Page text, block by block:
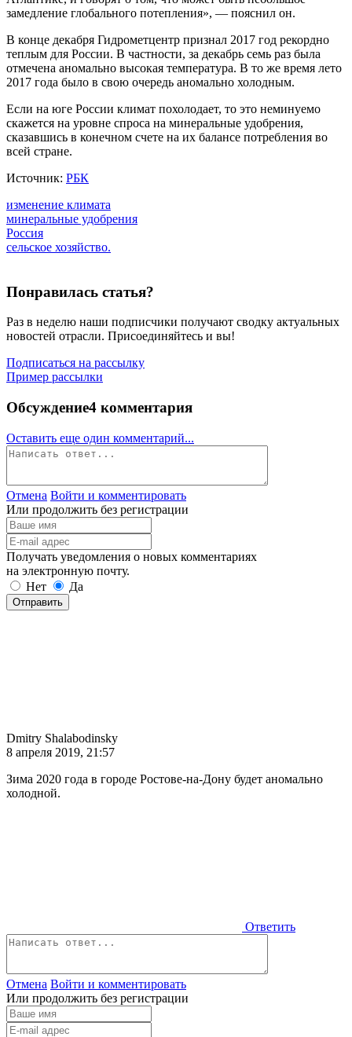
замедление глобального потепления», — пояснил он.
В конце декабря Гидрометцентр признал 2017 год рекордно
теплым для России. В частности, за декабрь семь раз была
отмечена аномально высокая температура. В то же время лето
2017 года было в свою очередь аномально холодным.
Если на юге России климат похолодает, то это неминуемо
скажется на уровне спроса на минеральные удобрения,
сказавшись в конечном счете на их балансе потребления во
всей стране.
Источник: РБК
изменение климата
минеральные удобрения
Россия
сельское хозяйство.
Понравилась статья?
Раз в неделю наши подписчики получают сводку актуальных
новостей отрасли. Присоединяйтесь и вы!
Подписаться на рассылку
Пример рассылки
Обсуждение4 комментария
Оставить еще один комментарий...
Отмена Войти и комментировать
Или продолжить без регистрации
Получать уведомления о новых комментариях
на электронную почту.
Нет
Да
Отправить
Dmitry Shalabodinsky
8 апреля 2019, 21:57
Зима 2020 года в городе Ростове-на-Дону будет аномально
холодной.
Ответить
Отмена Войти и комментировать
Или продолжить без регистрации